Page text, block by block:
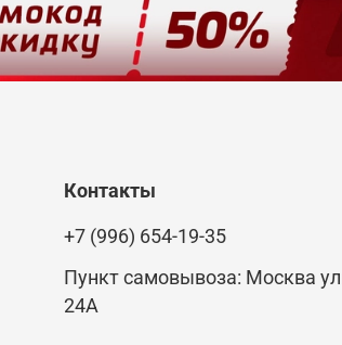
Контакты
+7 (996) 654-19-35
Пункт самовывоза: Москва
24А